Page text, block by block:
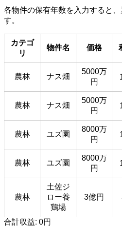
各物件の保有年数を入力すると
す。
カテゴ
リ
物件名 価格
農林 ナス畑
5000万
円
農林 ナス畑
5000万
円
農林 ユズ園
8000万
円
農林 ユズ園
8000万
円
農林
土佐ジ
ロー養
鶏場
3億円
合計収益: 0円